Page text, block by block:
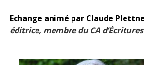
Echange animé par Claude
éditrice, membre du CA